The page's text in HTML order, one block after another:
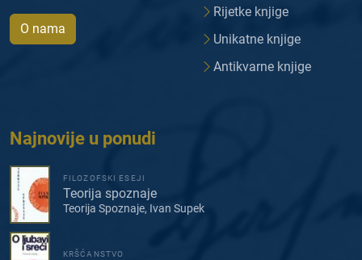
O nama
Rijetke knjige
Unikatne knjige
Antikvarne knjige
Najnovije u ponudi
FILOZOFSKI ESEJI
Teorija spoznaje
Teorija Spoznaje, Ivan Supek
KRŠĆANSTVO